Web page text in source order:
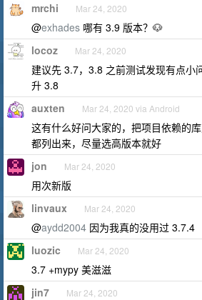
mrchi Mar 24, 2020
@exhades 哪有 3.9 版本？🐶
locoz Mar 24, 2020
建议先 3.7，3.8 之前测试发现有点小
升 3.8
auxten Mar 24, 2020 via Android
这有什么好问大家的，把项目依赖的
都列出来，尽量选高版本就好
jon Mar 24, 2020
用次新版
linvaux Mar 24, 2020
@aydd2004 因为我真的没用过 3.7.4
luozic Mar 24, 2020
3.7 +mypy 美滋滋
jin7 Mar 24, 2020